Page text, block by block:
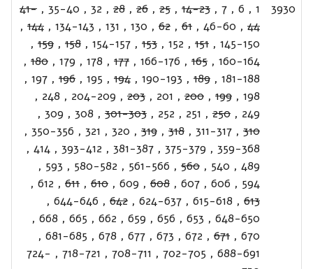
3930
1
,
6
,
7
,
14-23
,
25
,
26
,
28
,
32
,
35-40
,
41-
44
,
46-60
,
61
,
62
,
130
,
131
,
134-143
,
144
,
145-150
,
151
,
152
,
153
,
154-157
,
158
,
159
,
160-164
,
165
,
166-176
,
177
,
178
,
179
,
180
,
181-188
,
189
,
190-193
,
194
,
195
,
196
,
197
,
198
,
199
,
200
,
201
,
203
,
204-209
,
248
,
249
,
250
,
251
,
252
,
301-303
,
308
,
309
,
310
,
311-317
,
318
,
319
,
320
,
321
,
350-356
,
359-368
,
375-379
,
381-387
,
393-412
,
414
,
489
,
540
,
560
,
561-566
,
580-582
,
593
,
594
,
606
,
607
,
608
,
609
,
610
,
611
,
612
,
613
,
615-618
,
624-637
,
642
,
644-646
,
648-650
,
653
,
656
,
659
,
662
,
665
,
668
,
670
,
671
,
672
,
673
,
677
,
678
,
681-685
,
688-691
,
702-705
,
708-711
,
718-721
,
724-